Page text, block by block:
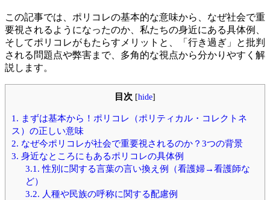
この記事では、ポリコレの基本的な意味から、なぜ社会で重
要視されるようになったのか、私たちの身近にある具体例、
そしてポリコレがもたらすメリットと、「行き過ぎ」と批判
される問題点や弊害まで、多角的な視点から分かりやすく解
説します。
目次 [hide]
1. まずは基本から！ポリコレ（ポリティカル・コレクトネ
ス）の正しい意味
2. なぜ今ポリコレが社会で重要視されるのか？3つの背景
3. 身近なところにもあるポリコレの具体例
3.1. 性別に関する言葉の言い換え例（看護婦→看護師な
ど）
3.2. 人種や民族の呼称に関する配慮例